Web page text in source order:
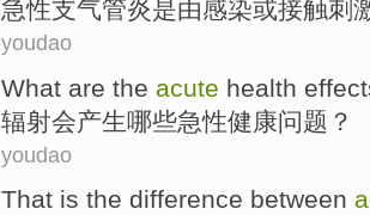
急性支气管炎是由感染或接触刺
youdao
What are the acute health
辐射会产生哪些急性健康问题 ？
youdao
That is the difference between